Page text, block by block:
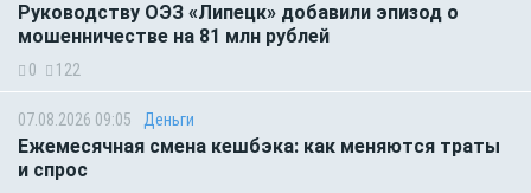
Руководству ОЭЗ «Липецк» добавили эпизод о
мошенничестве на 81 млн рублей
0 122
07.08.2026 09:05 Деньги
Ежемесячная смена кешбэка: как меняются траты
и спрос